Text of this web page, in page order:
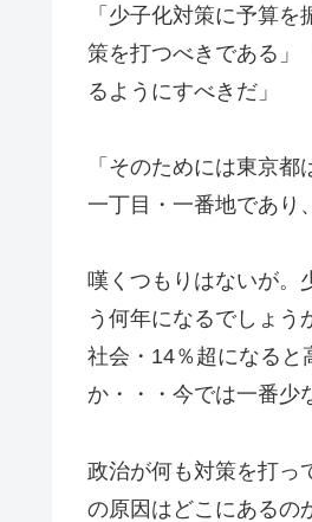
「少子化対策に予算
策を打つべきである」
るようにすべきだ」
「そのためには東京
一丁目・一番地であり
嘆くつもりはないが。
う何年になるでしょう
社会・14％超になると
か・・・今では一番少
政治が何も対策を打っ
の原因はどこにあるの